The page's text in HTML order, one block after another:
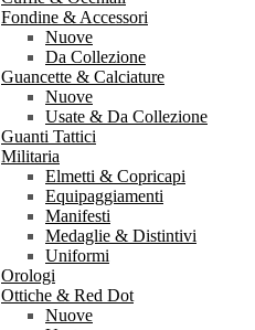
Fondine & Accessori
Nuove
Da Collezione
Guancette & Calciature
Nuove
Usate & Da Collezione
Guanti Tattici
Militaria
Elmetti & Copricapi
Equipaggiamenti
Manifesti
Medaglie & Distintivi
Uniformi
Orologi
Ottiche & Red Dot
Nuove